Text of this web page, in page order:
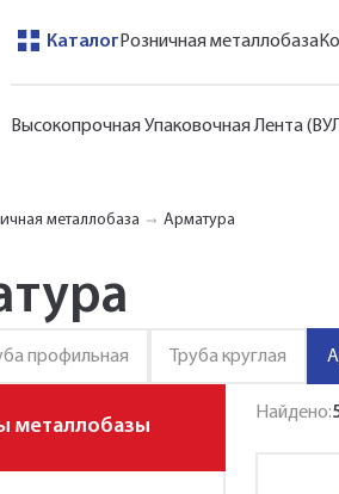
Каталог Розничная металлобаза
Высокопрочная Упаковочная Лента
металлобаза Арматура
профильная Труба круглая
металлобазы
Найдено: